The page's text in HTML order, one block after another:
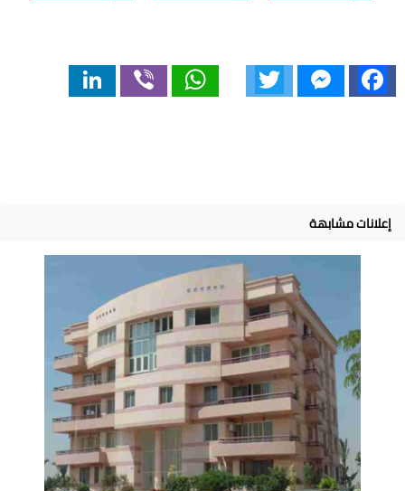
Facebook
Messenger
WhatsApp
إعلانات مشابهة